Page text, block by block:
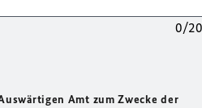
0/
Amt zum Zwecke der